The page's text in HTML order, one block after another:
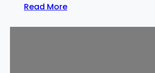
Read More
T